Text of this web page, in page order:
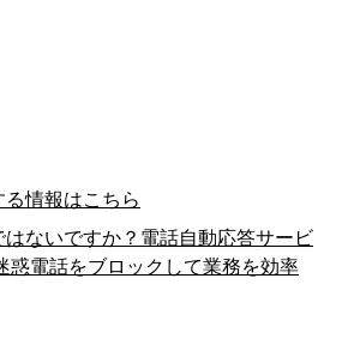
情報はこちら
ないですか？電話自動応答サービ
惑電話をブロックして業務を効率